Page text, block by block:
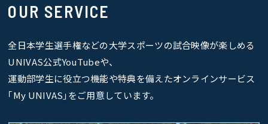
OUR SERVICE
全日本学生選手権などの大学スポーツの試合映像が楽しめる
UNIVAS公式YouTubeや、
運動部学生に役立つ機能や特典を備えたオンラインサービス
｢My UNIVAS｣をご用意しています。